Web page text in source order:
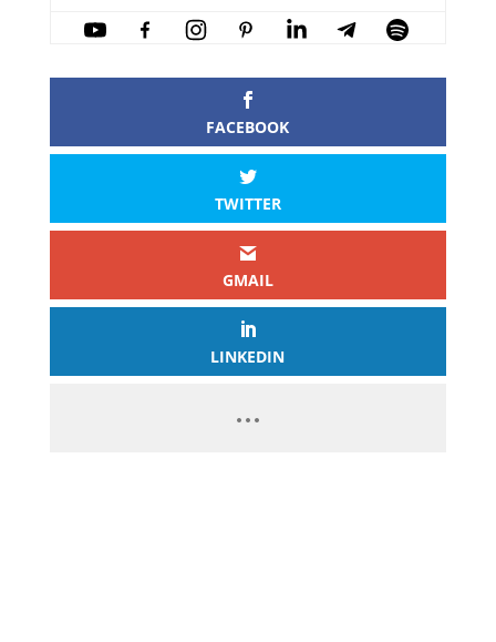
FACEBOOK
TWITTER
GMAIL
LINKEDIN